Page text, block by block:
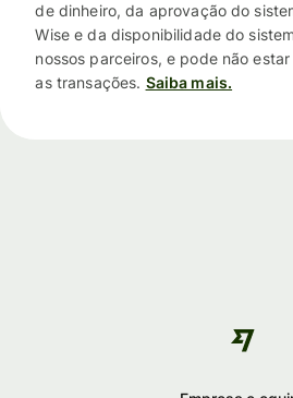
de dinheiro, da aprovação do
Wise e da disponibilidade do
nossos parceiros, e pode não
as transações. Saiba mais.